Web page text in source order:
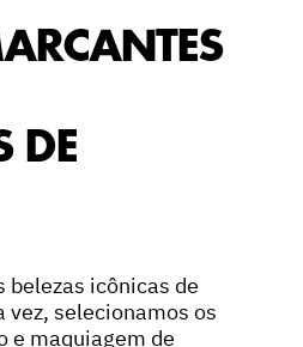
DE
belezas icônicas de
selecionamos os
e maquiagem de